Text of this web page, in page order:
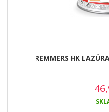
REMMERS HK